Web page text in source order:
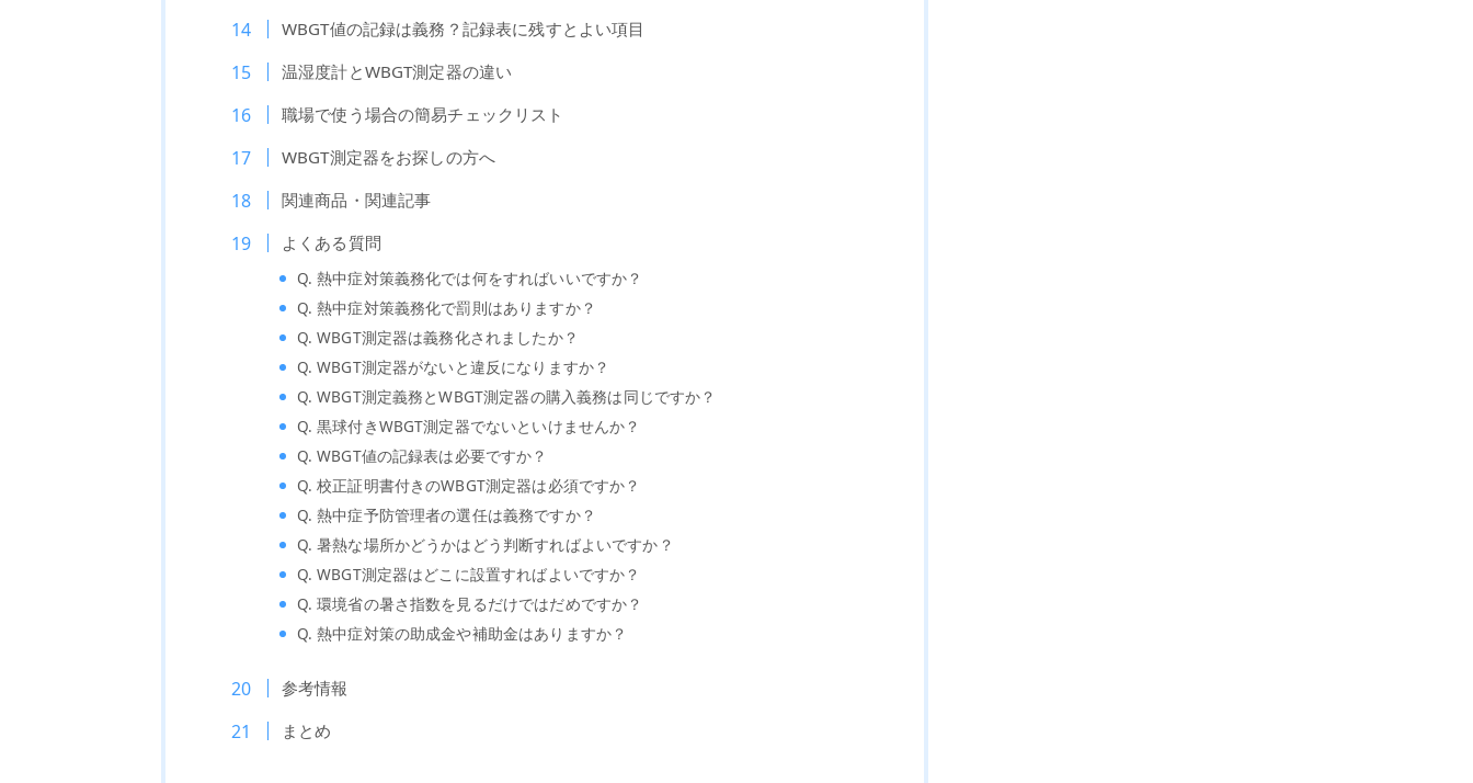
WBGT値の記録は義務？記録表に残すとよい項目
温湿度計とWBGT測定器の違い
職場で使う場合の簡易チェックリスト
WBGT測定器をお探しの方へ
関連商品・関連記事
よくある質問
Q. 熱中症対策義務化では何をすればいいですか？
Q. 熱中症対策義務化で罰則はありますか？
Q. WBGT測定器は義務化されましたか？
Q. WBGT測定器がないと違反になりますか？
Q. WBGT測定義務とWBGT測定器の購入義務は同じですか？
Q. 黒球付きWBGT測定器でないといけませんか？
Q. WBGT値の記録表は必要ですか？
Q. 校正証明書付きのWBGT測定器は必須ですか？
Q. 熱中症予防管理者の選任は義務ですか？
Q. 暑熱な場所かどうかはどう判断すればよいですか？
Q. WBGT測定器はどこに設置すればよいですか？
Q. 環境省の暑さ指数を見るだけではだめですか？
Q. 熱中症対策の助成金や補助金はありますか？
参考情報
まとめ